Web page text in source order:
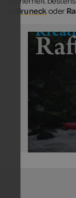
Kreativ
in Südtirol
Kreativraft /
Bruneck oder